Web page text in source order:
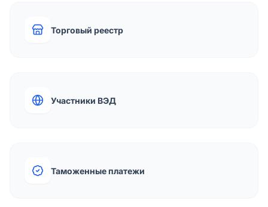
Торговый реестр
Участники ВЭД
Таможенные платежи